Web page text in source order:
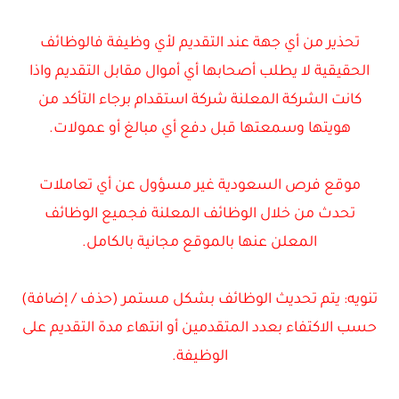
تحذير من أي جهة عند التقديم لأي وظيفة فالوظائف
الحقيقية لا يطلب أصحابها أي أموال مقابل التقديم واذا
كانت الشركة المعلنة شركة استقدام برجاء التأكد من
هويتها وسمعتها قبل دفع أي مبالغ أو عمولات.
موقع فرص السعودية غير مسؤول عن أي تعاملات
تحدث من خلال الوظائف المعلنة فجميع الوظائف
المعلن عنها بالموقع مجانية بالكامل.
تنويه: يتم تحديث الوظائف بشكل مستمر (حذف / إضافة)
حسب الاكتفاء بعدد المتقدمين أو انتهاء مدة التقديم على
الوظيفة.